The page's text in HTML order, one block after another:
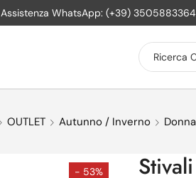
Assistenza WhatsApp: (+39) 3505883364
OUTLET Autunno / Inverno Donna
- 53%